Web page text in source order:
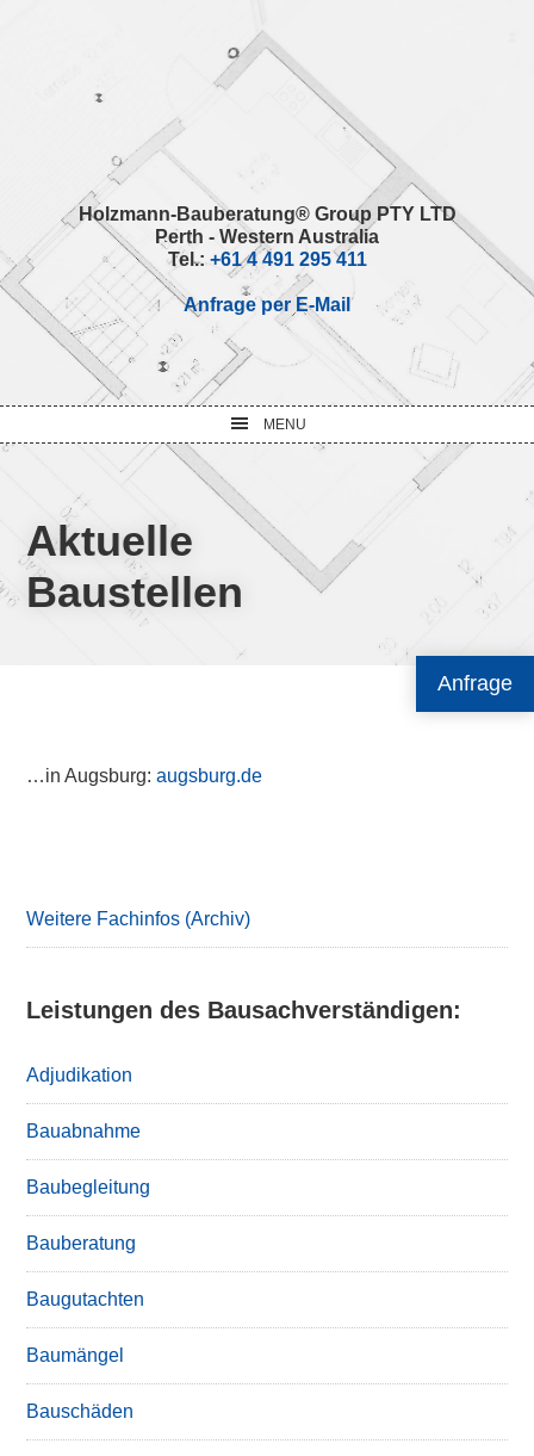
Anfrage
Holzmann-Bauberatung® Group PTY LTD
Perth - Western Australia
Tel.: +61 4 491 295 411
Anfrage per E-Mail
MENU
Aktuelle
Baustellen
…in Augsburg:augsburg.de
Weitere Fachinfos (Archiv)
Leistungen des Bausachverständigen:
Adjudikation
Bauabnahme
Baubegleitung
Bauberatung
Baugutachten
Baumängel
Bauschäden